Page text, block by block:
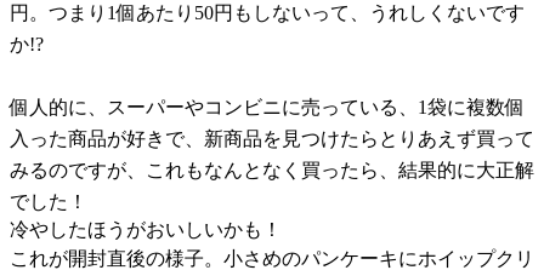
円。つまり1個あたり50円もしないって、うれしくないです
か!?
個人的に、スーパーやコンビニに売っている、1袋に複数個
入った商品が好きで、新商品を見つけたらとりあえず買って
みるのですが、これもなんとなく買ったら、結果的に大正解
でした！
冷やしたほうがおいしいかも！
これが開封直後の様子。小さめのパンケーキにホイップクリ